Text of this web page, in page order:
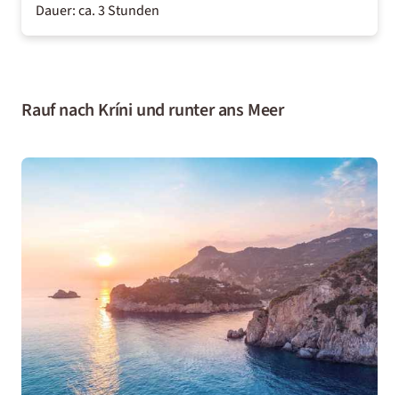
Dauer: ca. 3 Stunden
Rauf nach Kríni und runter ans Meer